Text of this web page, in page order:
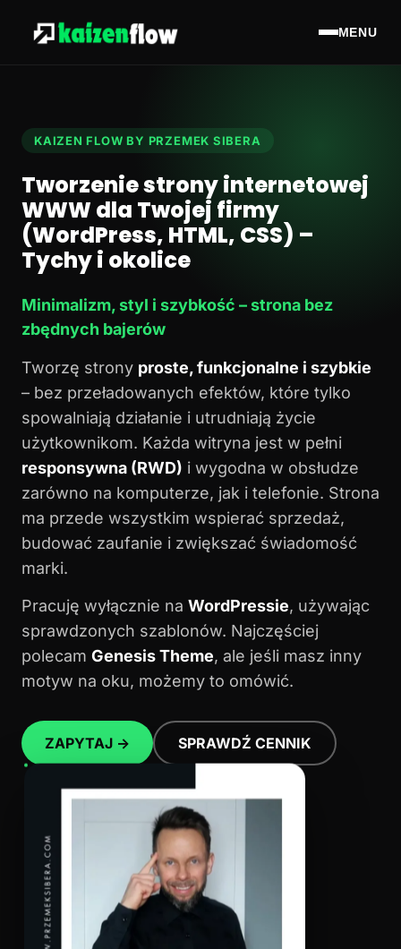
MENU
KAIZEN FLOW BY PRZEMEK SIBERA
Tworzenie strony internetowej
WWW dla Twojej firmy
(WordPress, HTML, CSS) –
Tychy i okolice
Minimalizm, styl i szybkość – strona bez
zbędnych bajerów
Tworzę strony proste, funkcjonalne i szybkie
– bez przeładowanych efektów, które tylko
spowalniają działanie i utrudniają życie
użytkownikom. Każda witryna jest w pełni
responsywna (RWD) i wygodna w obsłudze
zarówno na komputerze, jak i telefonie. Strona
ma przede wszystkim wspierać sprzedaż,
budować zaufanie i zwiększać świadomość
marki.
Pracuję wyłącznie na WordPressie, używając
sprawdzonych szablonów. Najczęściej
polecam Genesis Theme, ale jeśli masz inny
motyw na oku, możemy to omówić.
ZAPYTAJ → SPRAWDŹ CENNIK